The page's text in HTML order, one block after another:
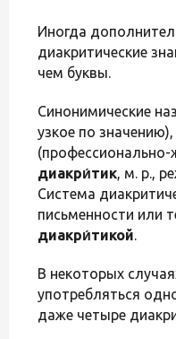
Иногда
диакритические
чем буквы.
Синонимические
узкое по значению),
(профессионально-
диакри́тик, м. р.,
Система
письменности или
диакри́тикой.
В некоторых
употребляться
даже четыре